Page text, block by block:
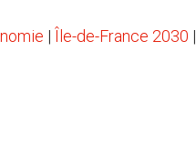
| Île-de-France 2030 |